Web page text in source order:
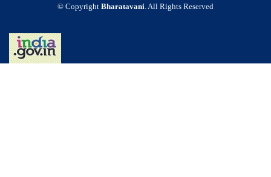
© Copyright Bharatavani. All Rights Reserved